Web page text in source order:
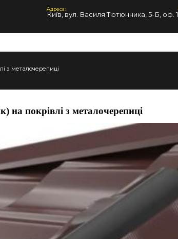
Адреса:
Київ, вул. Василя Тютюнника, 5-Б, оф. 1
з металочерепиці
покрівлі з металочерепиці